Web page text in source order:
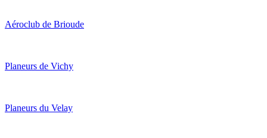
Aéroclub de Brioude
Planeurs de Vichy
Planeurs du Velay